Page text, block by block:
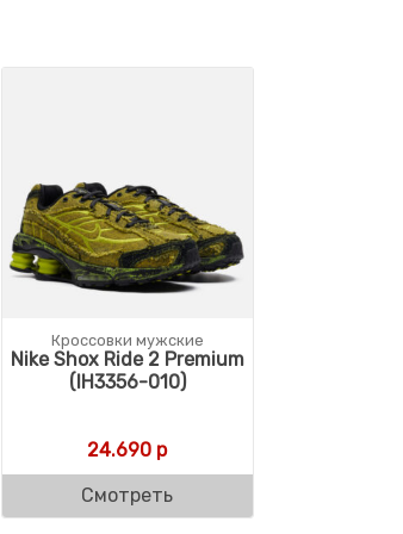
Кроссовки мужские
Nike Shox Ride 2 Premium
(IH3356-010)
24.690 р
Смотреть